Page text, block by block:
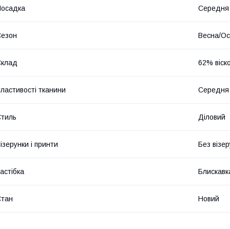
Середня
Весна/
62%
тканини Середня
Діловий
і принти Без
Новий